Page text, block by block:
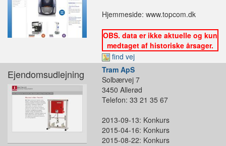
Hjemmeside: www.topcom.dk
OBS. data er ikke aktuelle og kun
medtaget af historiske årsager.
find vej
Ejendomsudlejning
Tram ApS
Solbærvej 7
3450 Allerød
Telefon: 33 21 35 67
2013-09-13: Konkurs
2015-04-16: Konkurs
2015-08-22: Konkurs